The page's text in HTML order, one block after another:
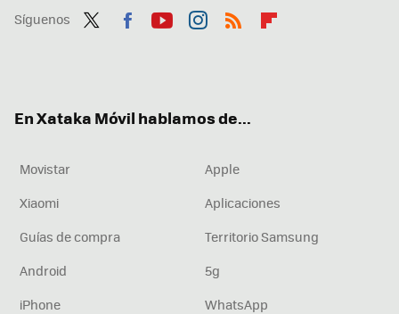
Síguenos
En Xataka Móvil hablamos de...
Movistar
Apple
Xiaomi
Aplicaciones
Guías de compra
Territorio Samsung
Android
5g
iPhone
WhatsApp